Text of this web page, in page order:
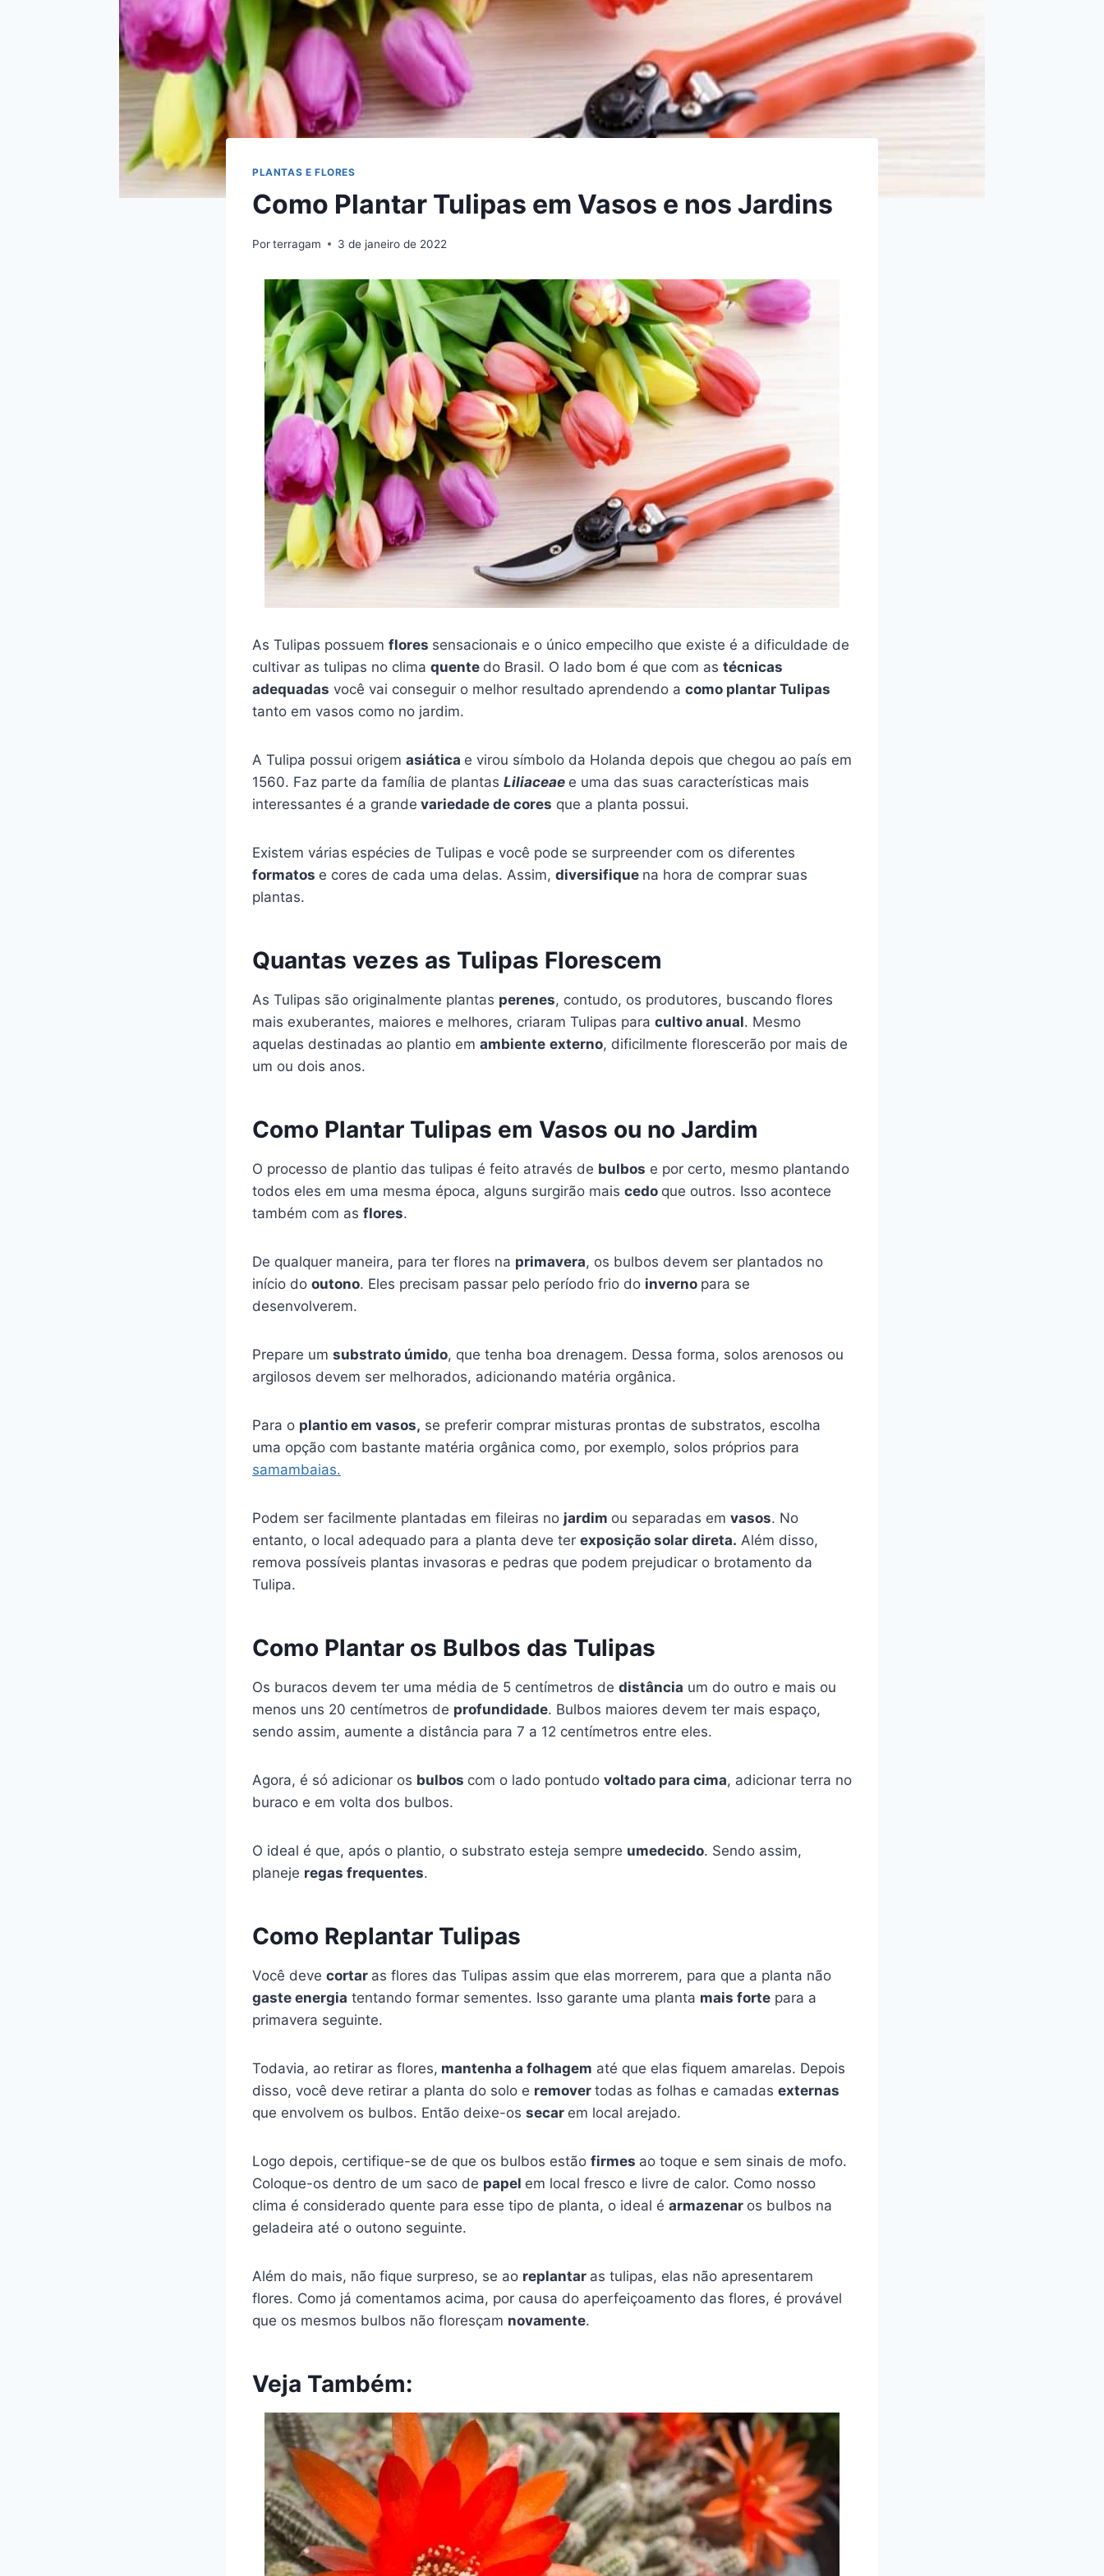
PLANTAS E FLORES
Como Plantar Tulipas em Vasos e nos Jardins
Porterragam 3 de janeiro de 2022
As Tulipas possuem flores sensacionais e o único empecilho que existe é a dificuldade de
cultivar as tulipas no clima quente do Brasil. O lado bom é que com as técnicas
adequadas você vai conseguir o melhor resultado aprendendo a como plantar Tulipas
tanto em vasos como no jardim.
A Tulipa possui origem asiática e virou símbolo da Holanda depois que chegou ao país em
1560. Faz parte da família de plantas Liliaceae e uma das suas características mais
interessantes é a grande variedade de cores que a planta possui.
Existem várias espécies de Tulipas e você pode se surpreender com os diferentes
formatos e cores de cada uma delas. Assim, diversifique na hora de comprar suas
plantas.
Quantas vezes as Tulipas Florescem
As Tulipas são originalmente plantas perenes, contudo, os produtores, buscando flores
mais exuberantes, maiores e melhores, criaram Tulipas para cultivo anual. Mesmo
aquelas destinadas ao plantio em ambiente externo, dificilmente florescerão por mais de
um ou dois anos.
Como Plantar Tulipas em Vasos ou no Jardim
O processo de plantio das tulipas é feito através de bulbos e por certo, mesmo plantando
todos eles em uma mesma época, alguns surgirão mais cedo que outros. Isso acontece
também com as flores.
De qualquer maneira, para ter flores na primavera, os bulbos devem ser plantados no
início do outono. Eles precisam passar pelo período frio do inverno para se
desenvolverem.
Prepare um substrato úmido, que tenha boa drenagem. Dessa forma, solos arenosos ou
argilosos devem ser melhorados, adicionando matéria orgânica.
Para o plantio em vasos, se preferir comprar misturas prontas de substratos, escolha
uma opção com bastante matéria orgânica como, por exemplo, solos próprios para
samambaias.
Podem ser facilmente plantadas em fileiras no jardim ou separadas em vasos. No
entanto, o local adequado para a planta deve ter exposição solar direta. Além disso,
remova possíveis plantas invasoras e pedras que podem prejudicar o brotamento da
Tulipa.
Como Plantar os Bulbos das Tulipas
Os buracos devem ter uma média de 5 centímetros de distância um do outro e mais ou
menos uns 20 centímetros de profundidade. Bulbos maiores devem ter mais espaço,
sendo assim, aumente a distância para 7 a 12 centímetros entre eles.
Agora, é só adicionar os bulbos com o lado pontudo voltado para cima, adicionar terra no
buraco e em volta dos bulbos.
O ideal é que, após o plantio, o substrato esteja sempre umedecido. Sendo assim,
planeje regas frequentes.
Como Replantar Tulipas
Você deve cortar as flores das Tulipas assim que elas morrerem, para que a planta não
gaste energia tentando formar sementes. Isso garante uma planta mais forte para a
primavera seguinte.
Todavia, ao retirar as flores, mantenha a folhagem até que elas fiquem amarelas. Depois
disso, você deve retirar a planta do solo e remover todas as folhas e camadas externas
que envolvem os bulbos. Então deixe-os secar em local arejado.
Logo depois, certifique-se de que os bulbos estão firmes ao toque e sem sinais de mofo.
Coloque-os dentro de um saco de papel em local fresco e livre de calor. Como nosso
clima é considerado quente para esse tipo de planta, o ideal é armazenar os bulbos na
geladeira até o outono seguinte.
Além do mais, não fique surpreso, se ao replantar as tulipas, elas não apresentarem
flores. Como já comentamos acima, por causa do aperfeiçoamento das flores, é provável
que os mesmos bulbos não floresçam novamente.
Veja Também: